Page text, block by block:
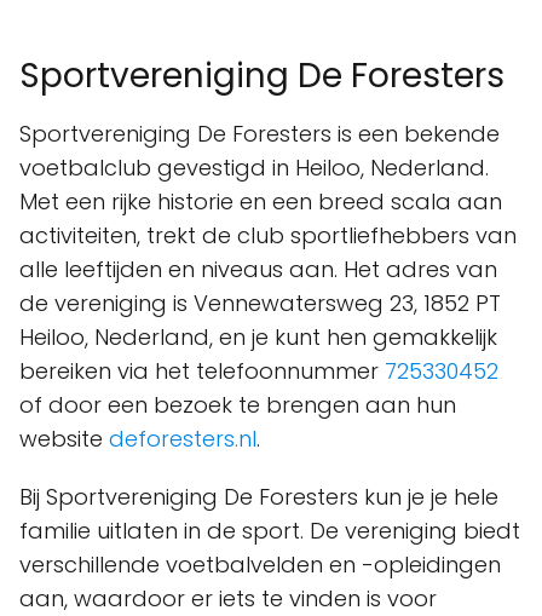
Sportvereniging De Foresters
Sportvereniging De Foresters is een bekende
voetbalclub gevestigd in Heiloo, Nederland.
Met een rijke historie en een breed scala aan
activiteiten, trekt de club sportliefhebbers van
alle leeftijden en niveaus aan. Het adres van
de vereniging is Vennewatersweg 23, 1852 PT
Heiloo, Nederland, en je kunt hen gemakkelijk
bereiken via het telefoonnummer 725330452
of door een bezoek te brengen aan hun
website deforesters.nl.
Bij Sportvereniging De Foresters kun je je hele
familie uitlaten in de sport. De vereniging biedt
verschillende voetbalvelden en -opleidingen
aan, waardoor er iets te vinden is voor